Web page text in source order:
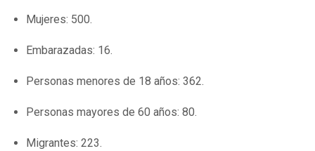
Mujeres: 500.
Embarazadas: 16.
Personas menores de 18 años: 362.
Personas mayores de 60 años: 80.
Migrantes: 223.